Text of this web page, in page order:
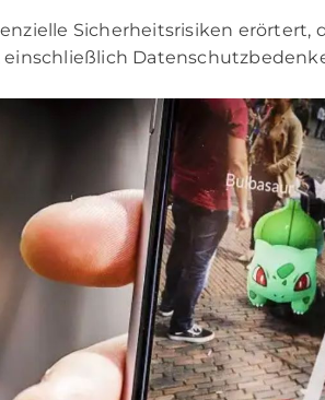
Sicherheitsrisiken erörtert,